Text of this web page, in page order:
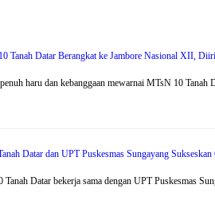
Tanah Datar Berangkat ke Jambore Nasional XII,
haru dan kebanggaan mewarnai MTsN 10 Tanah
Datar dan UPT Puskesmas Sungayang Sukseskan
Datar bekerja sama dengan UPT Puskesmas